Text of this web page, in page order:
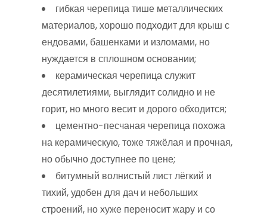
гибкая черепица тише металлических
материалов, хорошо подходит для крыш с
ендовами, башенками и изломами, но
нуждается в сплошном основании;
керамическая черепица служит
десятилетиями, выглядит солидно и не
горит, но много весит и дорого обходится;
цементно-песчаная черепица похожа
на керамическую, тоже тяжёлая и прочная,
но обычно доступнее по цене;
битумный волнистый лист лёгкий и
тихий, удобен для дач и небольших
строений, но хуже переносит жару и со